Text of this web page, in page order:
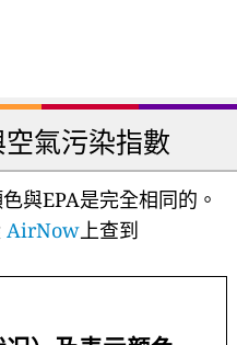
氣污染指數
與EPA是完全相同的。
AirNow上查到